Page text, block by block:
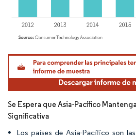
Imagen © Mordor Intelligence. El uso requiere
Se Espera que Asia-Pacífico
Significativa
Los países de Asia-Pacífico son